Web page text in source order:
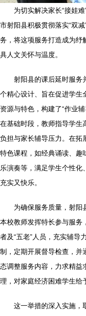
为切实解决家长“接娃
市射阳县积极贯彻落实“双
务，将这项服务打造成为纾
具人文关怀与温度。
射阳县的课后延时服务
个精心设计、旨在促进学生
资源与特色，构建了“作业
在基础时段，教师指导学生
负担与家长辅导压力。在拓
特色课程，如经典诵读、趣
乐演奏等，满足学生个性
充实又快乐。
为确保服务质量，射阳
本校教师发挥特长参与服务
者及“五老”人员，充实辅导
制，定期开展督导检查，并
态调整服务内容，力求精益
理，对家庭经济困难学生给
这一举措的深入实施，